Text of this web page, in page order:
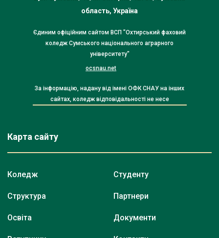
область, Україна
Єдиним офіційним сайтом ВСП "Охтирський фаховий
коледж Сумського національного аграрного
університету"
ocsnau.net
За інформацію, надану від імені ОФК СНАУ на інших
сайтах, коледж відповідальності не несе
Карта сайту
Коледж
Структура
Освіта
Студенту
Партнери
Документи